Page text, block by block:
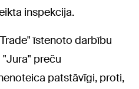
inspekcija.
īstenoto darbību
preču
patstāvīgi, proti,